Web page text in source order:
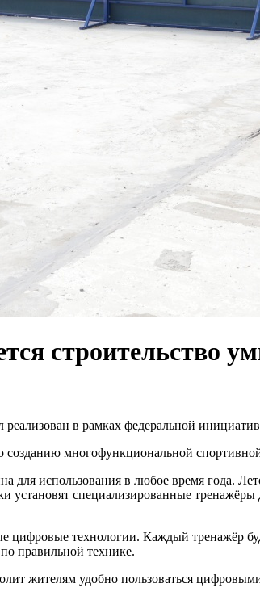
строительство
в рамках федеральной
созданию многофункциональной
использования в любое время года.
специализированные
технологии. Каждый тренажёр
правильной технике.
жителям удобно пользоваться